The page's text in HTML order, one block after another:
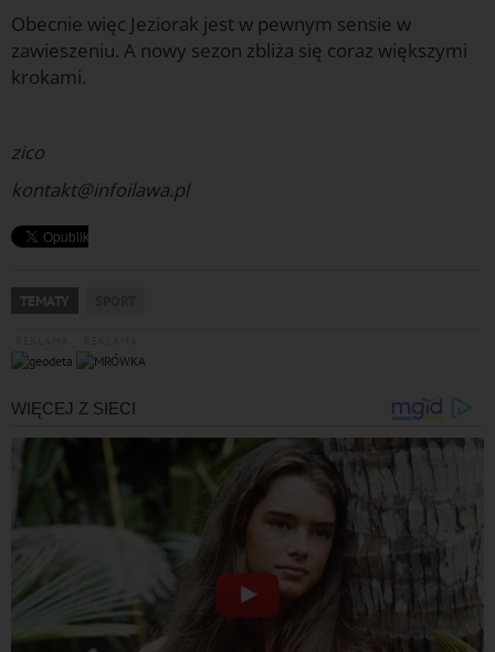
Obecnie więc Jeziorak jest w pewnym sensie w
zawieszeniu. A nowy sezon zbliża się coraz większymi
krokami.
zico
kontakt@infoilawa.pl
TEMATY